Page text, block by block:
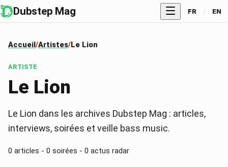
Dubstep Mag FR / EN
Accueil Artistes Le Lion
ARTISTE
Le Lion
Le Lion dans les archives Dubstep Mag : articles,
interviews, soirées et veille bass music.
0 articles - 0 soirées - 0 actus radar